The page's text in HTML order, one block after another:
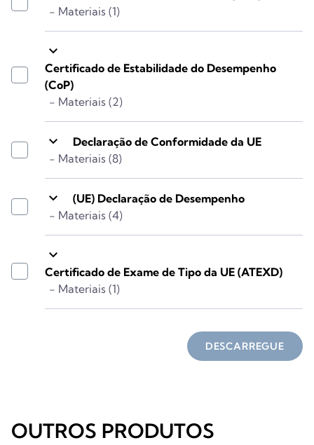
- Materiais (1)
keyboard_arrow_down
Certificado de Estabilidade do Desempenho
(CoP)
- Materiais (2)
keyboard_arrow_down
Declaração de Conformidade da UE
- Materiais (8)
keyboard_arrow_down
(UE) Declaração de Desempenho
- Materiais (4)
keyboard_arrow_down
Certificado de Exame de Tipo da UE (ATEXD)
- Materiais (1)
DESCARREGUE
OUTROS PRODUTOS